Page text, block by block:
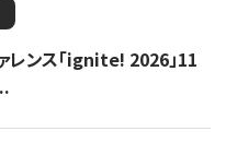
レンス「ignite! 2026」11